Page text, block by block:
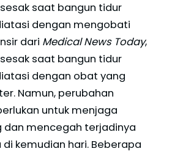
saat bangun tidur
dengan mengobati
dari Medical News Today,
saat bangun tidur
dengan obat yang
Namun, perubahan
untuk menjaga
dan mencegah terjadinya
kemudian hari. Beberapa